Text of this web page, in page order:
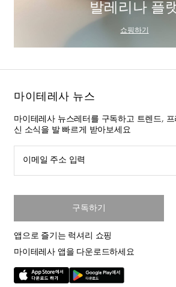
발레리나 플
쇼핑하기
마이테레사 뉴스
마이테레사 뉴스레터를 구독하고 트렌드, 프
신 소식을 발 빠르게 받아보세요
이메일 주소 입력
구독하기
앱으로 즐기는 럭셔리 쇼핑
마이테레사 앱을 다운로드하세요